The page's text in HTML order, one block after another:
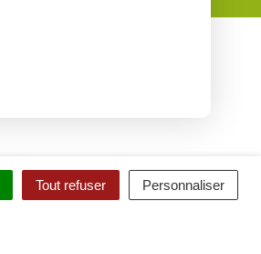
Tout refuser Personnaliser